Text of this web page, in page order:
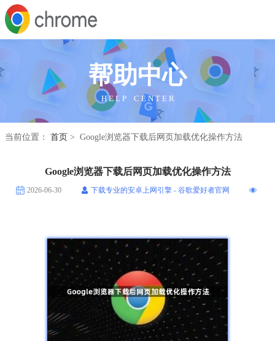
帮助中心
H E L P C E N T E R
当前位置： 首页 > Google浏览器下载后网页加载优化操作方法
Google浏览器下载后网页加载优化操作方法
2026-06-30 下载专业的安卓上网引擎 - 谷歌爱好者官网